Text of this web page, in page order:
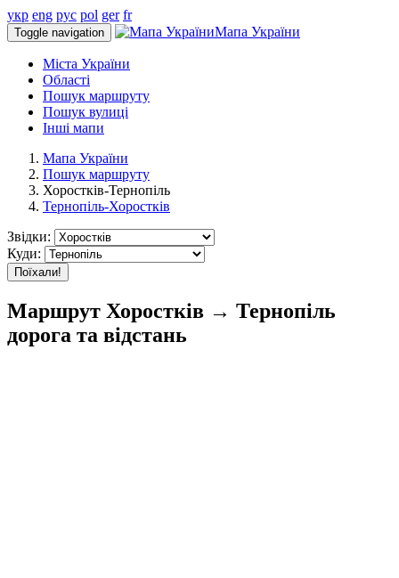
укр eng рус pol ger fr
Toggle navigation Мапа України
Міста України
Області
Пошук маршруту
Пошук вулиці
Інші мапи
Мапа України
Пошук маршруту
Хоростків-Тернопіль
Тернопіль-Хоростків
Звідки:
Куди:
Поїхали!
Маршрут Хоростків → Тернопіль
дорога та відстань